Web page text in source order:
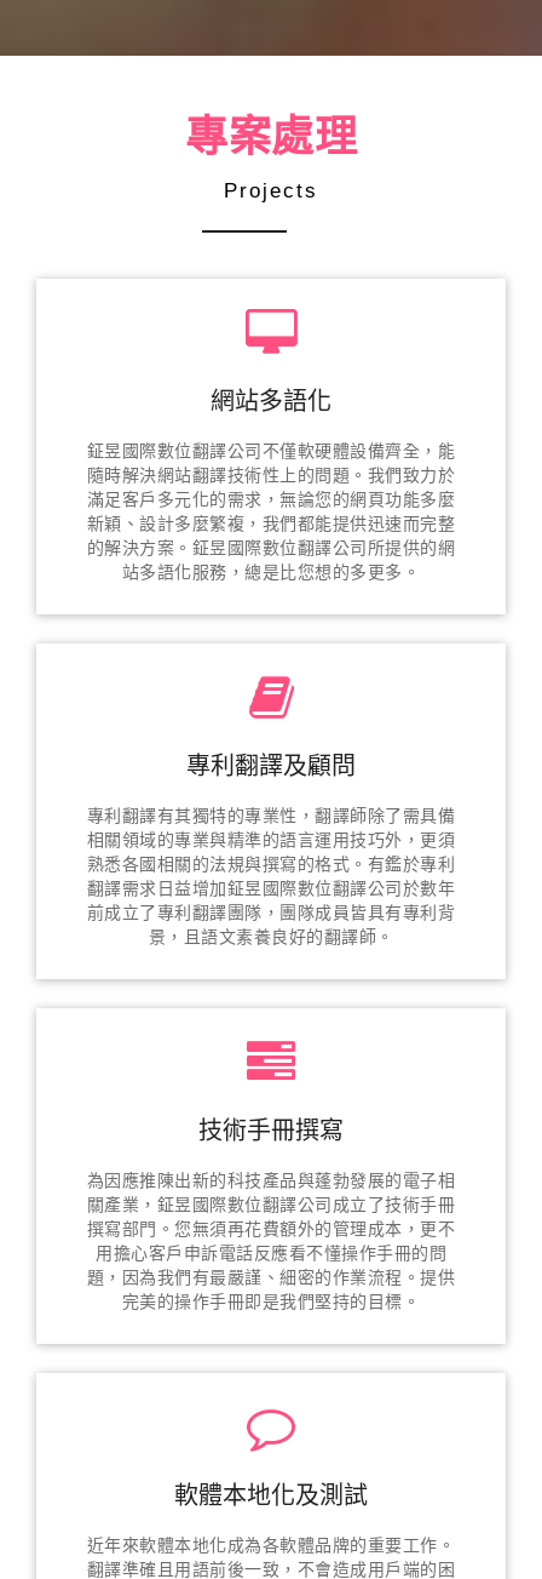
專案處理
Projects
網站多語化
鉦昱國際數位翻譯公司不僅軟硬體設備齊全，能
隨時解決網站翻譯技術性上的問題。我們致力於
滿足客戶多元化的需求，無論您的網頁功能多麼
新穎、設計多麼繁複，我們都能提供迅速而完整
的解決方案。鉦昱國際數位翻譯公司所提供的網
站多語化服務，總是比您想的多更多。
專利翻譯及顧問
專利翻譯有其獨特的專業性，翻譯師除了需具備
相關領域的專業與精準的語言運用技巧外，更須
熟悉各國相關的法規與撰寫的格式。有鑑於專利
翻譯需求日益增加鉦昱國際數位翻譯公司於數年
前成立了專利翻譯團隊，團隊成員皆具有專利背
景，且語文素養良好的翻譯師。
技術手冊撰寫
為因應推陳出新的科技產品與蓬勃發展的電子相
關產業，鉦昱國際數位翻譯公司成立了技術手冊
撰寫部門。您無須再花費額外的管理成本，更不
用擔心客戶申訴電話反應看不懂操作手冊的問
題，因為我們有最嚴謹、細密的作業流程。提供
完美的操作手冊即是我們堅持的目標。
軟體本地化及測試
近年來軟體本地化成為各軟體品牌的重要工作。
翻譯準確且用語前後一致，不會造成用戶端的困